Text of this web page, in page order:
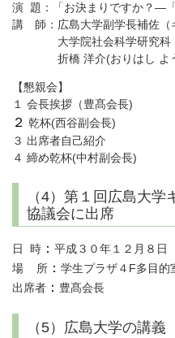
演 題：「お決まりですか？―「
講 師：広島大学副学長補佐（
大学院社会科学研究科・
折橋 洋介(おりはし よう
【懇親会】
１ 会長挨拶（豊髙会長)
２ 乾杯(西谷副会長)
３ 出席者自己紹介
４ 締め乾杯(中村副会長)
（4）第１回広島大
協議会に出席
日 時 ： 平成３０年１２月８日
場 所 ： 学生プラザ４F多目的
出席者 ： 豊髙会長
（5）広島大学の講義